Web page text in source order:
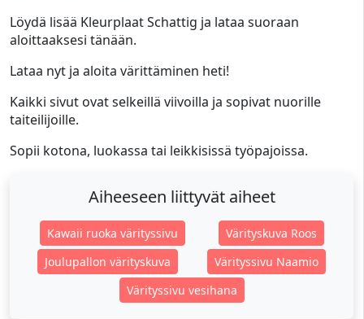
Löydä lisää Kleurplaat Schattig ja lataa suoraan
aloittaaksesi tänään.
Lataa nyt ja aloita värittäminen heti!
Kaikki sivut ovat selkeillä viivoilla ja sopivat nuorille
taiteilijoille.
Sopii kotona, luokassa tai leikkisissä työpajoissa.
Aiheeseen liittyvät aiheet
Kawaii ruoka värityssivu
Värityskuva Roos
Joulupallon värityskuva
Värityssivu Naamio
Värityssivu vesihana